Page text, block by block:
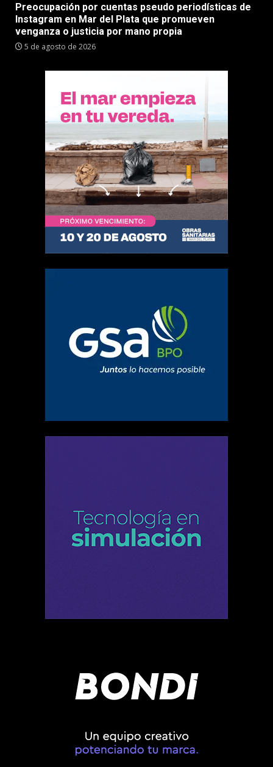
Preocupación por cuentas pseudo periodísticas de
Instagram en Mar del Plata que promueven
venganza o justicia por mano propia
5 de agosto de 2026